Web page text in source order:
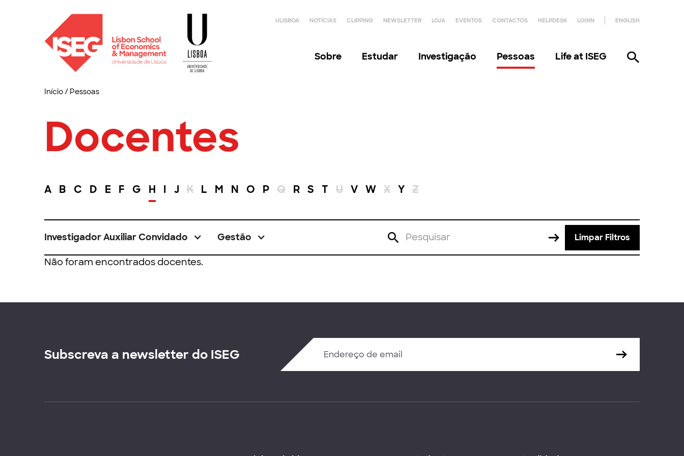
ULISBOA NOTÍCIAS CLIPPING NEWSLETTER LOJA EVENTOS CONTACTOS HELPDESK LOGIN ENGLISH
Sobre Estudar Investigação Pessoas Life at ISEG
Início/ Pessoas
Docentes
A B C D E F G H I J K L M N O P Q R S T U V W X Y Z
Investigador Auxiliar Convidado Gestão Limpar Filtros
Não foram encontrados docentes.
Subscreva a newsletter do ISEG